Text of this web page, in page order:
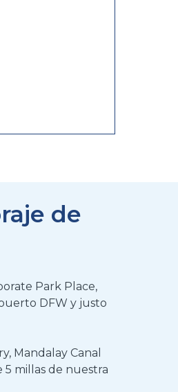
de
Park Place,
DFW y justo
Mandalay Canal
5 millas de nuestra